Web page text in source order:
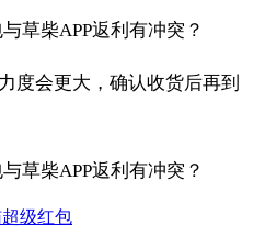
度会更大，确认收货后再到
级红包